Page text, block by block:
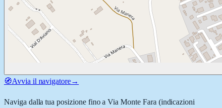
🧭Avvia il navigatore→
Naviga dalla tua posizione fino aVia Monte Fara (indicazioni